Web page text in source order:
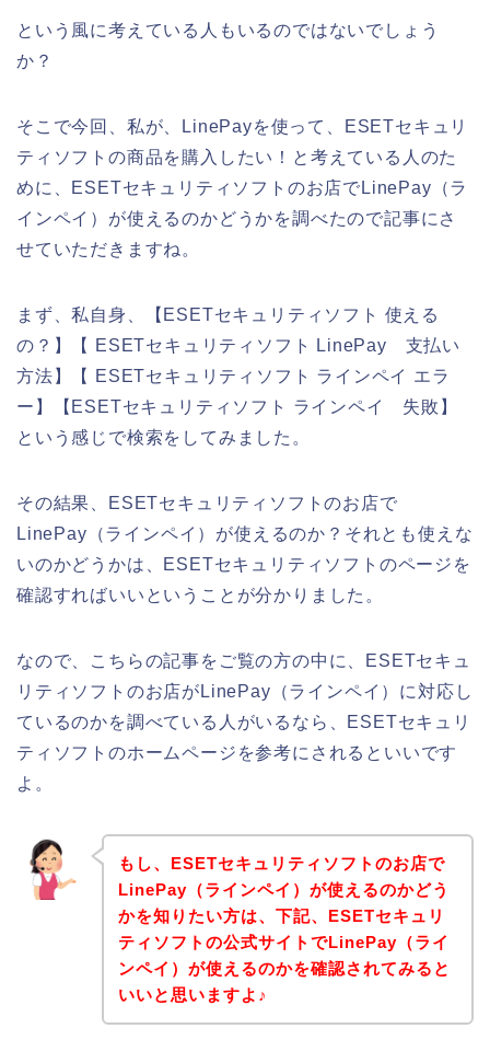
という風に考えている人もいるのではないでしょう
か？
そこで今回、私が、LinePayを使って、ESETセキュリ
ティソフトの商品を購入したい！と考えている人のた
めに、ESETセキュリティソフトのお店でLinePay（ラ
インペイ）が使えるのかどうかを調べたので記事にさ
せていただきますね。
まず、私自身、【ESETセキュリティソフト 使える
の？】【 ESETセキュリティソフト LinePay 支払い
方法】【 ESETセキュリティソフト ラインペイ エラ
ー】【ESETセキュリティソフト ラインペイ 失敗】
という感じで検索をしてみました。
その結果、ESETセキュリティソフトのお店で
LinePay（ラインペイ）が使えるのか？それとも使えな
いのかどうかは、ESETセキュリティソフトのページを
確認すればいいということが分かりました。
なので、こちらの記事をご覧の方の中に、ESETセキュ
リティソフトのお店がLinePay（ラインペイ）に対応し
ているのかを調べている人がいるなら、ESETセキュリ
ティソフトのホームページを参考にされるといいです
よ。
もし、ESETセキュリティソフトのお店で
LinePay（ラインペイ）が使えるのかどう
かを知りたい方は、下記、ESETセキュリ
ティソフトの公式サイトでLinePay（ライ
ンペイ）が使えるのかを確認されてみると
いいと思いますよ♪